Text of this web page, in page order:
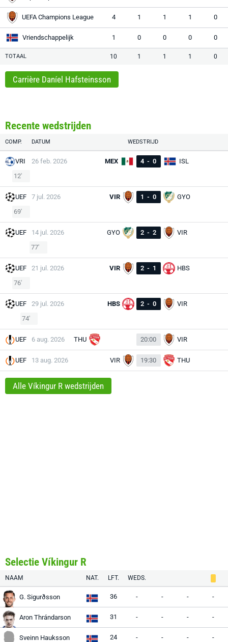
UEFA Champions League 4 1 1 1 0
Vriendschappelijk 1 0 0 0 0
TOTAAL 10 1 1 1 0
Carrière Daníel Hafsteinsson
Recente wedstrijden
COMP. DATUM WEDSTRIJD
VRI 26 feb. 2026 MEX 4 - 0
ISL
12'
UEF 7 jul. 2026 VIR 1 - 0
GYO
69'
UEF 14 jul. 2026 GYO 2 - 2
VIR
77'
UEF 21 jul. 2026 VIR 2 - 1
HBS
76'
UEF 29 jul. 2026 HBS 2 - 0
VIR
74'
UEF 6 aug. 2026 THU 20:00 VIR
UEF 13 aug. 2026 VIR 19:30 THU
Alle Víkingur R wedstrijden
Selectie Víkingur R
NAAM NAT. LFT. WEDS.
G. Sigurðsson 36 - - - -
Aron Thrándarson 31 - - - -
Sveinn Hauksson 24 - - - -